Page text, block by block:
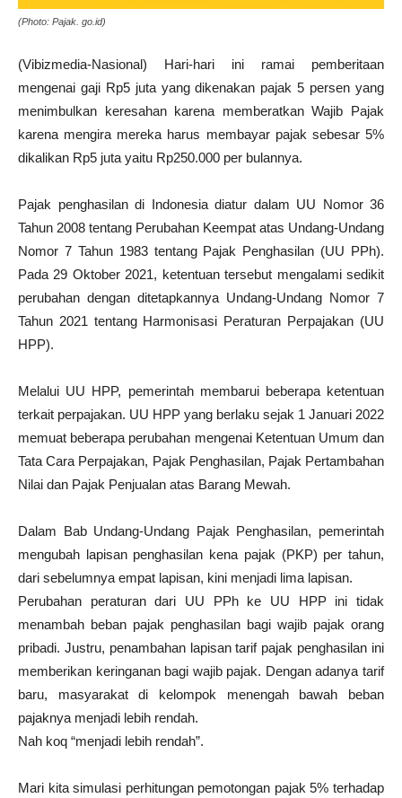
(Photo: Pajak. go.id)
(Vibizmedia-Nasional) Hari-hari ini ramai pemberitaan
mengenai gaji Rp5 juta yang dikenakan pajak 5 persen yang
menimbulkan keresahan karena memberatkan Wajib Pajak
karena mengira mereka harus membayar pajak sebesar 5%
dikalikan Rp5 juta yaitu Rp250.000 per bulannya.
Pajak penghasilan di Indonesia diatur dalam UU Nomor 36
Tahun 2008 tentang Perubahan Keempat atas Undang-Undang
Nomor 7 Tahun 1983 tentang Pajak Penghasilan (UU PPh).
Pada 29 Oktober 2021, ketentuan tersebut mengalami sedikit
perubahan dengan ditetapkannya Undang-Undang Nomor 7
Tahun 2021 tentang Harmonisasi Peraturan Perpajakan (UU
HPP).
Melalui UU HPP, pemerintah membarui beberapa ketentuan
terkait perpajakan. UU HPP yang berlaku sejak 1 Januari 2022
memuat beberapa perubahan mengenai Ketentuan Umum dan
Tata Cara Perpajakan, Pajak Penghasilan, Pajak Pertambahan
Nilai dan Pajak Penjualan atas Barang Mewah.
Dalam Bab Undang-Undang Pajak Penghasilan, pemerintah
mengubah lapisan penghasilan kena pajak (PKP) per tahun,
dari sebelumnya empat lapisan, kini menjadi lima lapisan.
Perubahan peraturan dari UU PPh ke UU HPP ini tidak
menambah beban pajak penghasilan bagi wajib pajak orang
pribadi. Justru, penambahan lapisan tarif pajak penghasilan ini
memberikan keringanan bagi wajib pajak. Dengan adanya tarif
baru, masyarakat di kelompok menengah bawah beban
pajaknya menjadi lebih rendah.
Nah koq “menjadi lebih rendah”.
Mari kita simulasi perhitungan pemotongan pajak 5% terhadap